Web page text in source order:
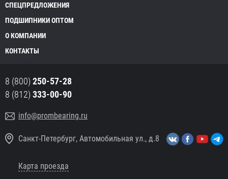
СПЕЦПРЕДЛОЖЕНИЯ
ПОДШИПНИКИ ОПТОМ
О КОМПАНИИ
КОНТАКТЫ
8 (800) 250-57-28
8 (812) 333-00-90
info@prombearing.ru
Санкт-Петербург, Автомобильная ул., д.8
Карта проезда